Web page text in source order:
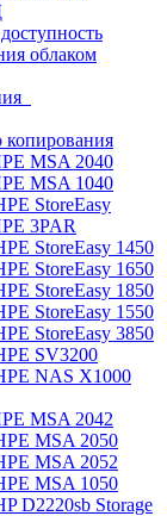
облаком
копирования
MSA 2040
MSA 1040
StoreEasy
3PAR
StoreEasy 1450
StoreEasy 1650
StoreEasy 1850
StoreEasy 1550
StoreEasy 3850
SV3200
NAS X1000
MSA 2042
MSA 2050
MSA 2052
MSA 1050
D2220sb Storage